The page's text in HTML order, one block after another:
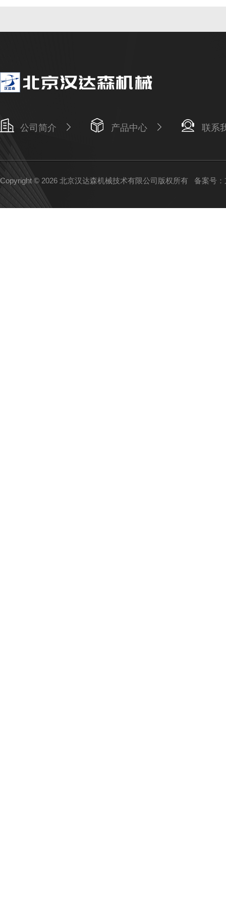
公司简介 产品中心 联系
Copyright © 2026 北京汉达森机械技术有限公司版权所有 备案号：